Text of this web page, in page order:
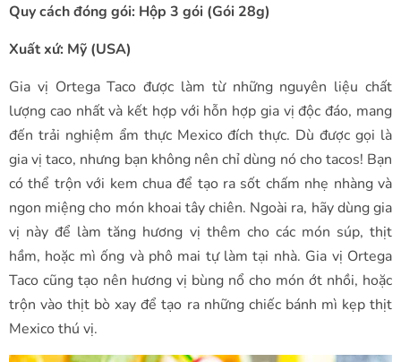
Quy cách đóng gói: Hộp 3 gói (Gói 28g)
Xuất xứ: Mỹ (USA)
Gia vị Ortega Taco được làm từ những nguyên liệu chất
lượng cao nhất và kết hợp với hỗn hợp gia vị độc đáo, mang
đến trải nghiệm ẩm thực Mexico đích thực. Dù được gọi là
gia vị taco, nhưng bạn không nên chỉ dùng nó cho tacos! Bạn
có thể trộn với kem chua để tạo ra sốt chấm nhẹ nhàng và
ngon miệng cho món khoai tây chiên. Ngoài ra, hãy dùng gia
vị này để làm tăng hương vị thêm cho các món súp, thịt
hầm, hoặc mì ống và phô mai tự làm tại nhà. Gia vị Ortega
Taco cũng tạo nên hương vị bùng nổ cho món ớt nhồi, hoặc
trộn vào thịt bò xay để tạo ra những chiếc bánh mì kẹp thịt
Mexico thú vị.